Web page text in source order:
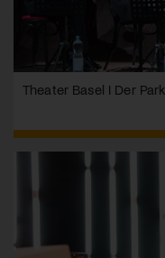
Theater Basel I Der Park